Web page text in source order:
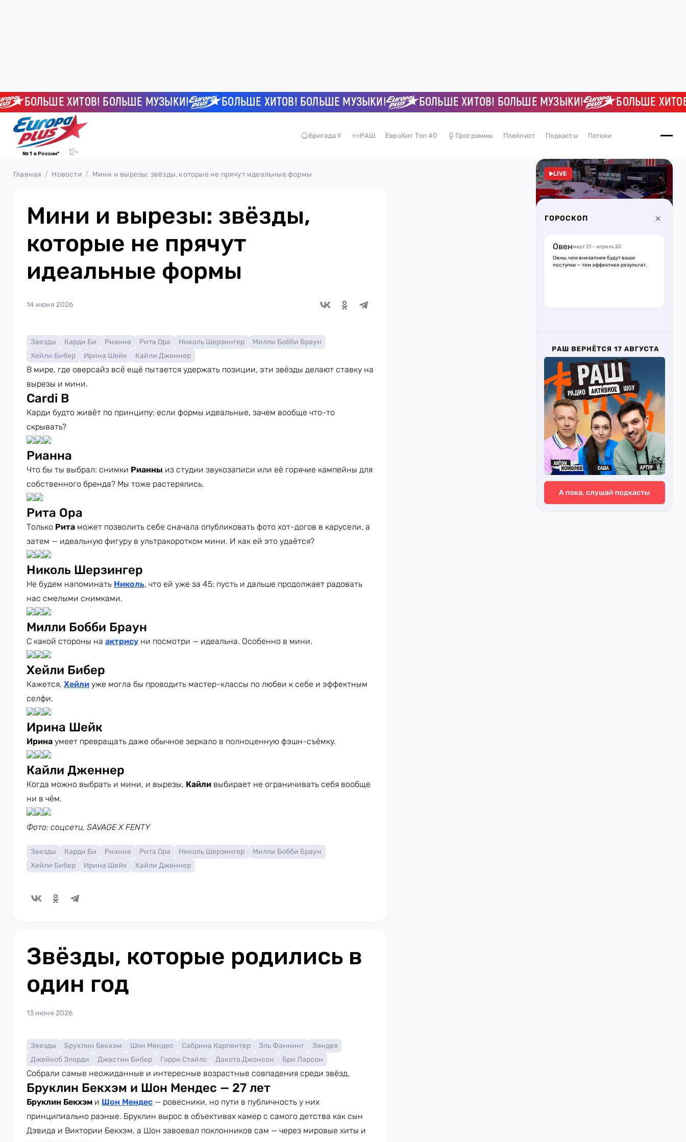
БОЛЬШЕ ХИТОВ! БОЛЬШЕ МУЗЫКИ! БОЛЬШЕ ХИТОВ! БОЛЬШЕ МУЗЫКИ! БОЛЬШЕ ХИТОВ! БОЛЬШЕ МУЗЫКИ! БОЛЬШЕ ХИТОВ!
№ 1 в России*
Бригада У РАШ ЕвроХит Топ 40 Программы Плейлист Подкасты Потоки
Главная Новости Мини и вырезы: звёзды, которые не прячут идеальные формы
Мини и вырезы: звёзды,
которые не прячут
идеальные формы
14 июня 2026
Звезды Карди Би Рианна Рита Ора Николь Шерзингер
Милли Бобби Браун
Хейли Бибер
Ирина Шейк Кайли Дженнер
В мире, где оверсайз всё ещё пытается удержать позиции, эти звёзды делают ставку на
вырезы и мини.
Cardi B
Карди будто живёт по принципу: если формы идеальные, зачем вообще что-то
скрывать?
Рианна
Что бы ты выбрал: снимки Рианны из студии звукозаписи или её горячие кампейны для
собственного бренда? Мы тоже растерялись.
Рита Ора
Только Рита может позволить себе сначала опубликовать фото хот-догов в карусели, а
затем — идеальную фигуру в ультракоротком мини. И как ей это удаётся?
Николь Шерзингер
Не будем напоминать Николь, что ей уже за 45: пусть и дальше продолжает радовать
нас смелыми снимками.
Милли Бобби Браун
С какой стороны на актрису ни посмотри — идеальна. Особенно в мини.
Хейли Бибер
Кажется, Хейли уже могла бы проводить мастер-классы по любви к себе и эффектным
селфи.
Ирина Шейк
Ирина умеет превращать даже обычное зеркало в полноценную фэшн-съёмку.
Кайли Дженнер
Когда можно выбрать и мини, и вырезы, Кайли выбирает не ограничивать себя вообще
ни в чём.
Фото: соцсети, SAVAGE X FENTY
Звезды Карди Би Рианна Рита Ора Николь Шерзингер
Милли Бобби Браун
Хейли Бибер
Ирина Шейк Кайли Дженнер
Звёзды, которые родились в
один год
13 июня 2026
Звезды Бруклин Бекхэм Шон Мендес Сабрина Карпентер Эль Фаннинг
Зендея
Джейкоб Элорди
Джастин Бибер Гарри Стайлс Дакота Джонсон Бри Ларсон
Собрали самые неожиданные и интересные возрастные совпадения среди звёзд.
Бруклин Бекхэм и Шон Мендес — 27 лет
Бруклин Бекхэм и Шон Мендес — ровесники, но пути в публичность у них
принципиально разные. Бруклин вырос в объективах камер с самого детства как сын
Дэвида и Виктории Бекхэм, а Шон завоевал поклонников сам — через мировые хиты и
LIVE
ГОРОСКОП
Овенмарт 21 – апрель 20
Овны, чем внезапнее будут ваши
поступки — тем эффектнее результат.